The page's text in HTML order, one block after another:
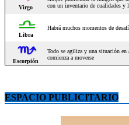
ESPACIO PUBLICITARIO